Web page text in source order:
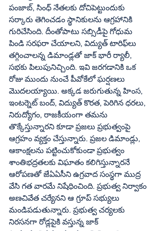
పంజాబ్, సింధ్ నేతలకు దోచిపెట్టుందుకు
సర్కారు తెగించడం స్థానికులను ఆగ్రహానికి
గురిచేసింది. దీంతోపాటు సబ్సిడీపై గోధుమ
పిండి సరఫరా చేయాలని, విద్యుత్ టారిఫ్‌లు
తగ్గించాలన్న డిమాండ్లతో జాక్ భారీ ర్యాలీ,
సభకు పిలుపునిచ్చింది. ఇవి జరగడానికి ఒక
రోజు ముందు నుంచే పీవోకేలో ఘర్షణలు
మొదలయ్యాయి. అక్కడ జరుగుతున్న హింస,
ఇంటర్నెట్ బంద్, విద్యుత్ కొరత, పెరిగిన ధరలు,
నిరుద్యోగం, రాజకీయంగా తమను
తొక్కేస్తున్నారని కూడా ప్రజలు ప్రభుత్వంపై
ఆగ్రహం వ్యక్తం చేస్తున్నారు. ప్రజల డిమాండ్లు,
ఆకాంక్షలను పట్టించుకోకుండా ప్రభుత్వం
శాంతిభద్రతలకు విఘాతం కలిగిస్తున్నారనే
ఆరోపణతో జేఏఏసీని ఉగ్రవాద సంస్థగా ముద్ర
వేసి గత వారమే నిషేధించింది. ప్రభుత్వ నిర్వాకం
అణచివేత చర్యేనని ఆ గ్రూప్ సభ్యులు
మండిపడుతున్నారు. ప్రభుత్వ చర్యలకు
నిరసనగా రోడ్లపైకి వస్తున్న జాక్